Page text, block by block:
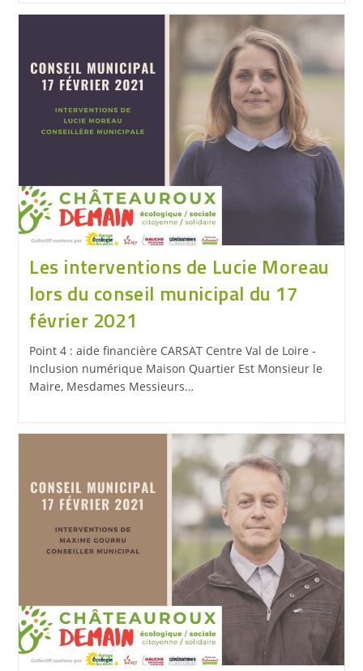
Les interventions de Lucie Moreau
lors du conseil municipal du 17
février 2021
Point 4 : aide financière CARSAT Centre Val de Loire -
Inclusion numérique Maison Quartier Est Monsieur le
Maire, Mesdames Messieurs…